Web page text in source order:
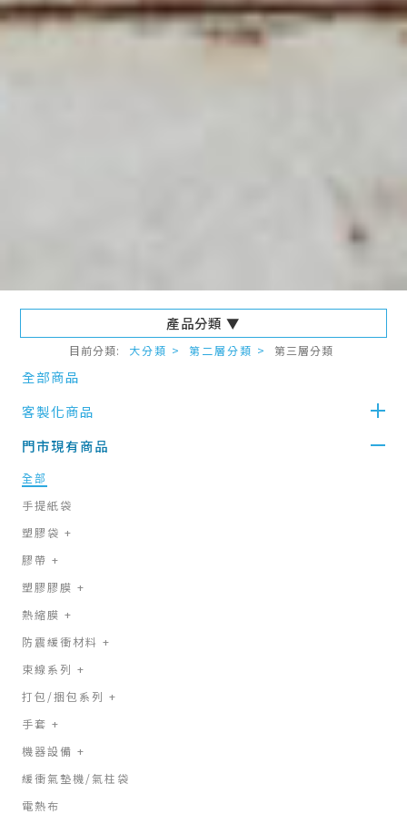
產品分類 ▼
目前分類: 大分類 > 第二層分類 > 第三層分類
全部商品
客製化商品
門市現有商品
全部
手提紙袋
塑膠袋 +
膠帶 +
塑膠膠膜 +
熱縮膜 +
防震緩衝材料 +
束線系列 +
打包/捆包系列 +
手套 +
機器設備 +
緩衝氣墊機/氣柱袋
電熱布